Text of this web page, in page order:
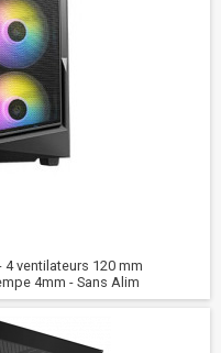
4 ventilateurs 120 mm
4mm - Sans Alim